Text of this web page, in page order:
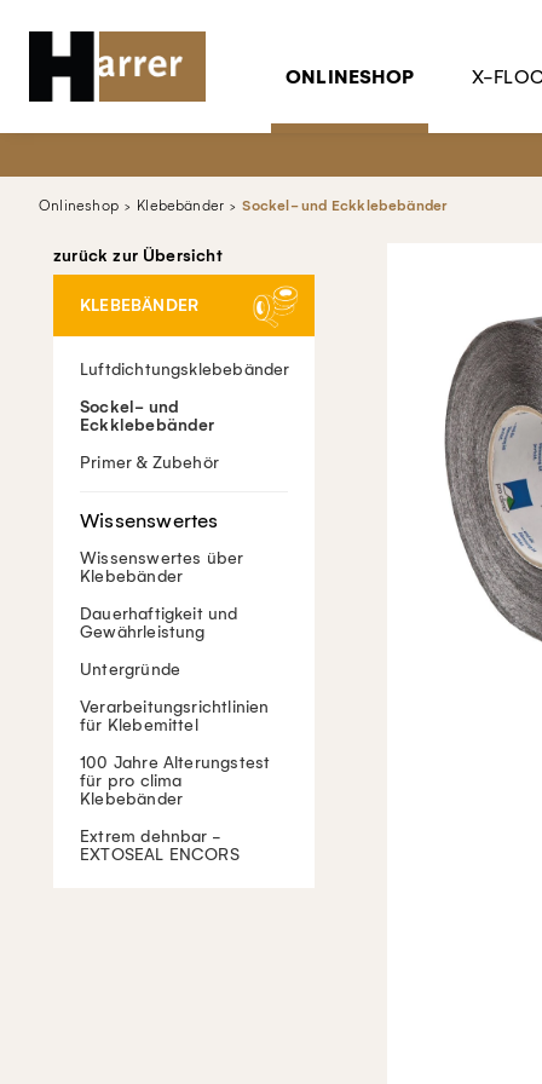
ONLINESHOP X-
Onlineshop Klebebänder Sockel- und Eckklebebänder
zurück zur Übersicht
KLEBEBÄNDER
Luftdichtungsklebebänder
Sockel- und
Eckklebebänder
Primer & Zubehör
Wissenswertes über
Klebebänder
Dauerhaftigkeit und
Gewährleistung
Untergründe
Verarbeitungsrichtlinien
für Klebemittel
100 Jahre Alterungstest
für pro clima
Klebebänder
Extrem dehnbar -
EXTOSEAL ENCORS